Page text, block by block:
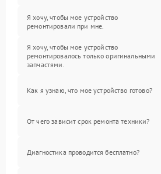
Я хочу, чтобы мое устройство
ремонтировали при мне.
Я хочу, чтобы мое устройство
ремонтировалось только оригинальными
запчастями.
Как я узнаю, что мое устройство готово?
От чего зависит срок ремонта техники?
Диагностика проводится бесплатно?